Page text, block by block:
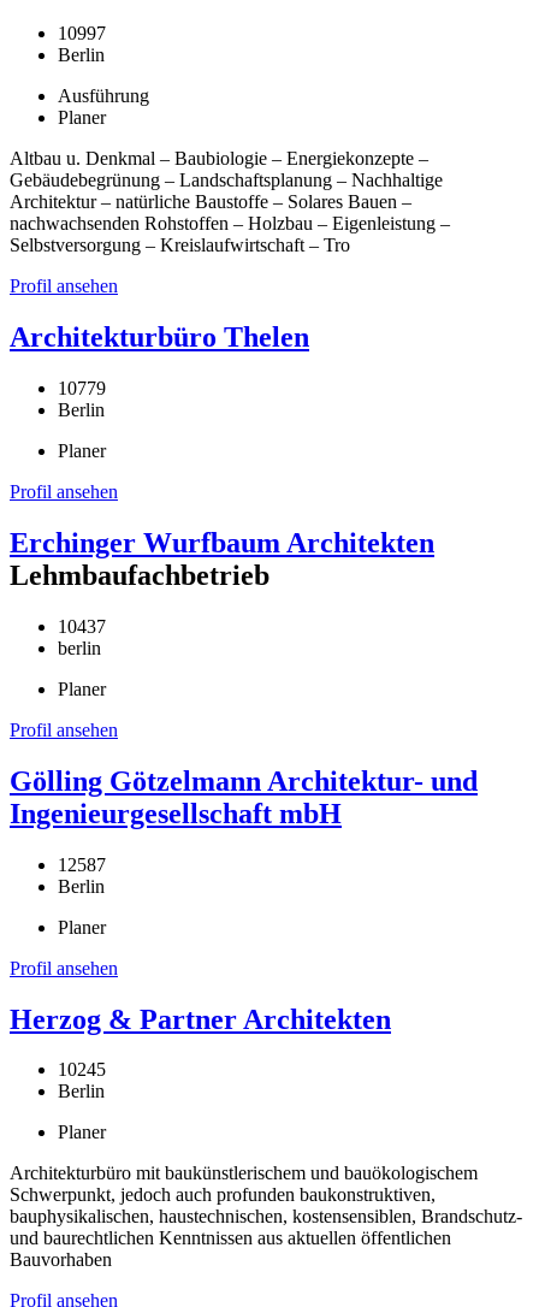
10997
Berlin
Ausführung
Planer
Altbau u. Denkmal – Baubiologie – Energiekonzepte –
Gebäudebegrünung – Landschaftsplanung – Nachhaltige
Architektur – natürliche Baustoffe – Solares Bauen –
nachwachsenden Rohstoffen – Holzbau – Eigenleistung –
Selbstversorgung – Kreislaufwirtschaft – Tro
Profil ansehen
Architekturbüro Thelen
10779
Berlin
Planer
Profil ansehen
Erchinger Wurfbaum Architekten
Lehmbaufachbetrieb
10437
berlin
Planer
Profil ansehen
Gölling Götzelmann Architektur- und
Ingenieurgesellschaft mbH
12587
Berlin
Planer
Profil ansehen
Herzog & Partner Architekten
10245
Berlin
Planer
Architekturbüro mit baukünstlerischem und bauökologischem
Schwerpunkt, jedoch auch profunden baukonstruktiven,
bauphysikalischen, haustechnischen, kostensensiblen, Brandschutz-
und baurechtlichen Kenntnissen aus aktuellen öffentlichen
Bauvorhaben
Profil ansehen